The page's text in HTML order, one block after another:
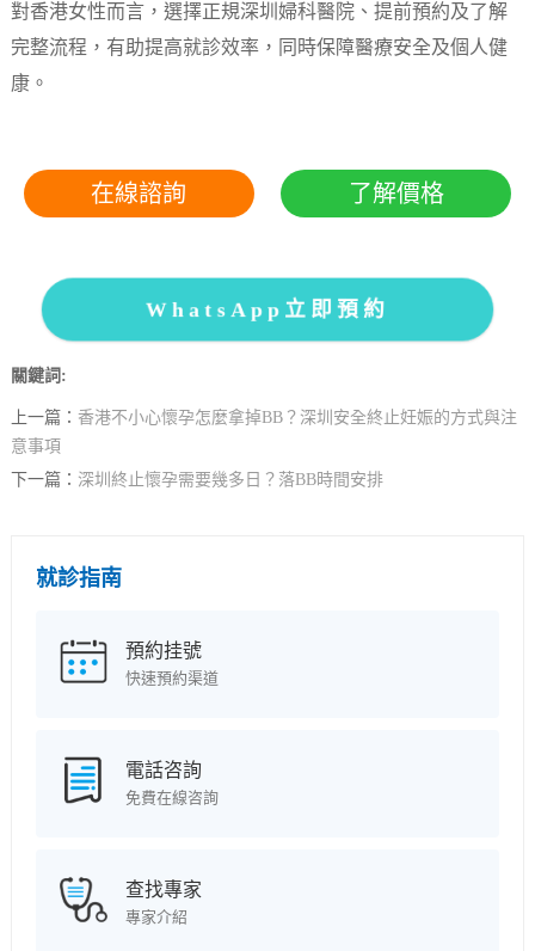
對香港女性而言，選擇正規深圳婦科醫院、提前預約及了解
完整流程，有助提高就診效率，同時保障醫療安全及個人健
康。
在線諮詢 了解價格
WhatsApp立即預約
關鍵詞:
上一篇： 香港不小心懷孕怎麼拿掉BB？深圳安全終止妊娠的方式與注
意事項
下一篇： 深圳終止懷孕需要幾多日？落BB時間安排
就診指南
預約挂號
快速預約渠道
電話咨詢
免費在線咨詢
查找專家
專家介紹